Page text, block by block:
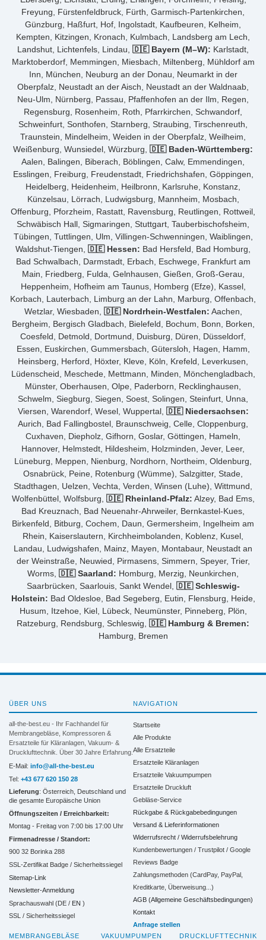
Freyung, Fürstenfeldbruck, Fürth, Garmisch-Partenkirchen,
Günzburg, Haßfurt, Hof, Ingolstadt, Kaufbeuren, Kelheim,
Kempten, Kitzingen, Kronach, Kulmbach, Landsberg am Lech,
Landshut, Lichtenfels, Lindau, 🇩🇪 Bayern (M–W): Karlstadt,
Marktoberdorf, Memmingen, Miesbach, Miltenberg, Mühldorf am
Inn, München, Neuburg an der Donau, Neumarkt in der
Oberpfalz, Neustadt an der Aisch, Neustadt an der Waldnaab,
Neu-Ulm, Nürnberg, Passau, Pfaffenhofen an der Ilm, Regen,
Regensburg, Rosenheim, Roth, Pfarrkirchen, Schwandorf,
Schweinfurt, Sonthofen, Starnberg, Straubing, Tirschenreuth,
Traunstein, Mindelheim, Weiden in der Oberpfalz, Weilheim,
Weißenburg, Wunsiedel, Würzburg, 🇩🇪 Baden-Württemberg:
Aalen, Balingen, Biberach, Böblingen, Calw, Emmendingen,
Esslingen, Freiburg, Freudenstadt, Friedrichshafen, Göppingen,
Heidelberg, Heidenheim, Heilbronn, Karlsruhe, Konstanz,
Künzelsau, Lörrach, Ludwigsburg, Mannheim, Mosbach,
Offenburg, Pforzheim, Rastatt, Ravensburg, Reutlingen, Rottweil,
Schwäbisch Hall, Sigmaringen, Stuttgart, Tauberbischofsheim,
Tübingen, Tuttlingen, Ulm, Villingen-Schwenningen, Waiblingen,
Waldshut-Tiengen, 🇩🇪 Hessen: Bad Hersfeld, Bad Homburg,
Bad Schwalbach, Darmstadt, Erbach, Eschwege, Frankfurt am
Main, Friedberg, Fulda, Gelnhausen, Gießen, Groß-Gerau,
Heppenheim, Hofheim am Taunus, Homberg (Efze), Kassel,
Korbach, Lauterbach, Limburg an der Lahn, Marburg, Offenbach,
Wetzlar, Wiesbaden, 🇩🇪 Nordrhein-Westfalen: Aachen,
Bergheim, Bergisch Gladbach, Bielefeld, Bochum, Bonn, Borken,
Coesfeld, Detmold, Dortmund, Duisburg, Düren, Düsseldorf,
Essen, Euskirchen, Gummersbach, Gütersloh, Hagen, Hamm,
Heinsberg, Herford, Höxter, Kleve, Köln, Krefeld, Leverkusen,
Lüdenscheid, Meschede, Mettmann, Minden, Mönchengladbach,
Münster, Oberhausen, Olpe, Paderborn, Recklinghausen,
Schwelm, Siegburg, Siegen, Soest, Solingen, Steinfurt, Unna,
Viersen, Warendorf, Wesel, Wuppertal, 🇩🇪 Niedersachsen:
Aurich, Bad Fallingbostel, Braunschweig, Celle, Cloppenburg,
Cuxhaven, Diepholz, Gifhorn, Goslar, Göttingen, Hameln,
Hannover, Helmstedt, Hildesheim, Holzminden, Jever, Leer,
Lüneburg, Meppen, Nienburg, Nordhorn, Northeim, Oldenburg,
Osnabrück, Peine, Rotenburg (Wümme), Salzgitter, Stade,
Stadthagen, Uelzen, Vechta, Verden, Winsen (Luhe), Wittmund,
Wolfenbüttel, Wolfsburg, 🇩🇪 Rheinland-Pfalz: Alzey, Bad Ems,
Bad Kreuznach, Bad Neuenahr-Ahrweiler, Bernkastel-Kues,
Birkenfeld, Bitburg, Cochem, Daun, Germersheim, Ingelheim am
Rhein, Kaiserslautern, Kirchheimbolanden, Koblenz, Kusel,
Landau, Ludwigshafen, Mainz, Mayen, Montabaur, Neustadt an
der Weinstraße, Neuwied, Pirmasens, Simmern, Speyer, Trier,
Worms, 🇩🇪 Saarland: Homburg, Merzig, Neunkirchen,
Saarbrücken, Saarlouis, Sankt Wendel, 🇩🇪 Schleswig-
Holstein: Bad Oldesloe, Bad Segeberg, Eutin, Flensburg, Heide,
Husum, Itzehoe, Kiel, Lübeck, Neumünster, Pinneberg, Plön,
Ratzeburg, Rendsburg, Schleswig, 🇩🇪 Hamburg & Bremen:
Hamburg, Bremen
ÜBER UNS
all-the-best.eu - Ihr Fachhandel für
Membrangebläse, Kompressoren &
Ersatzteile für Kläranlagen, Vakuum- &
Drucklufttechnik. Über 30 Jahre Erfahrung.
E-Mail: info@all-the-best.eu
Tel: +43 677 620 150 28
Lieferung: Österreich, Deutschland und
die gesamte Europäische Union
Öffnungszeiten / Erreichbarkeit:
Montag - Freitag von 7:00 bis 17:00 Uhr
Firmenadresse / Standort:
900 32 Borinka 288
SSL-Zertifikat Badge / Sicherheitssiegel
Sitemap-Link
Newsletter-Anmeldung
Sprachauswahl (DE / EN )
SSL / Sicherheitssiegel
NAVIGATION
Startseite
Alle Produkte
Alle Ersatzteile
Ersatzteile Kläranlagen
Ersatzteile Vakuumpumpen
Ersatzteile Druckluft
Gebläse-Service
Rückgabe & Rückgabebedingungen
Versand & Lieferinformationen
Widerrufsrecht / Widerrufsbelehrung
Kundenbewertungen / Trustpilot / Google
Reviews Badge
Zahlungsmethoden (CardPay, PayPal,
Kreditkarte, Überweisung...)
AGB (Allgemeine Geschäftsbedingungen)
Kontakt
Anfrage stellen
MEMBRANGEBLÄSE
VAKUUMPUMPEN DRUCKLUFTTECHNIK